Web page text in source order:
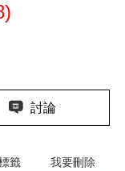
討論
籤 我要刪除